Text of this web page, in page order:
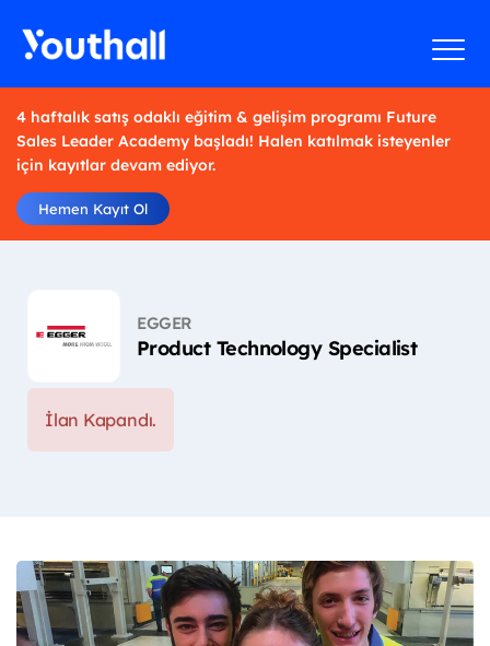
4 haftalık satış odaklı eğitim & gelişim programı Future
Sales Leader Academy başladı! Halen katılmak isteyenler
için kayıtlar devam ediyor.
Hemen Kayıt Ol
EGGER
Product Technology Specialist
İlan Kapandı.